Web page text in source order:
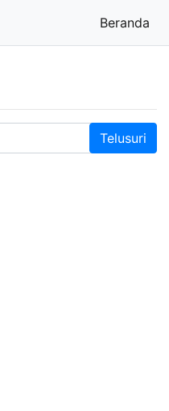
Beranda